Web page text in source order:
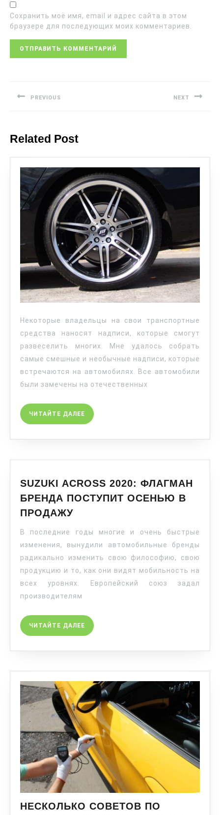
Сохранить моё имя, email и адрес сайта в этом
браузере для последующих моих комментариев.
PREVIOUS NEXT
Related Post
Некоторые владельцы на свои транспортные
средства наносят надписи, которые смогут
развеселить многих. Мне удалось собрать
самые смешные и необычные надписи, которые
встречаются на автомобилях. Все автомобили
были замечены на отечественных
ЧИТАЙТЕ ДАЛЕЕ
SUZUKI ACROSS 2020: ФЛАГМАН
БРЕНДА ПОСТУПИТ ОСЕНЬЮ В
ПРОДАЖУ
В последние годы многие и очень быстрые
изменения, вынудили автомобильные бренды
радикально изменить свою философию, свою
продукцию и то, как они видят мобильность на
всех уровнях. Европейский союз задал
производителям
ЧИТАЙТЕ ДАЛЕЕ
НЕСКОЛЬКО СОВЕТОВ ПО